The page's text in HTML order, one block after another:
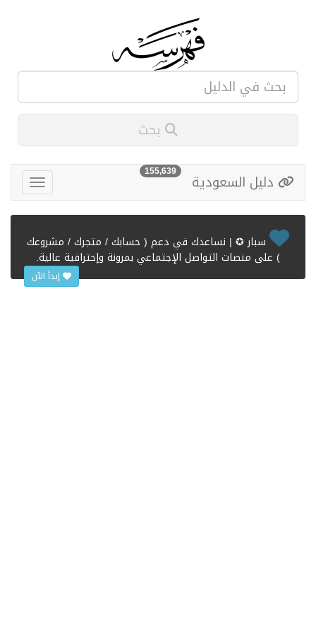
دليل السعودية 155,639
سبار ✪ | نساعدك في دعم ( حسابك / متجرك / مشروعك
) على منصات التواصل الإجتماعي بمرونة وإحترافية عالية.
إبدأ الآن